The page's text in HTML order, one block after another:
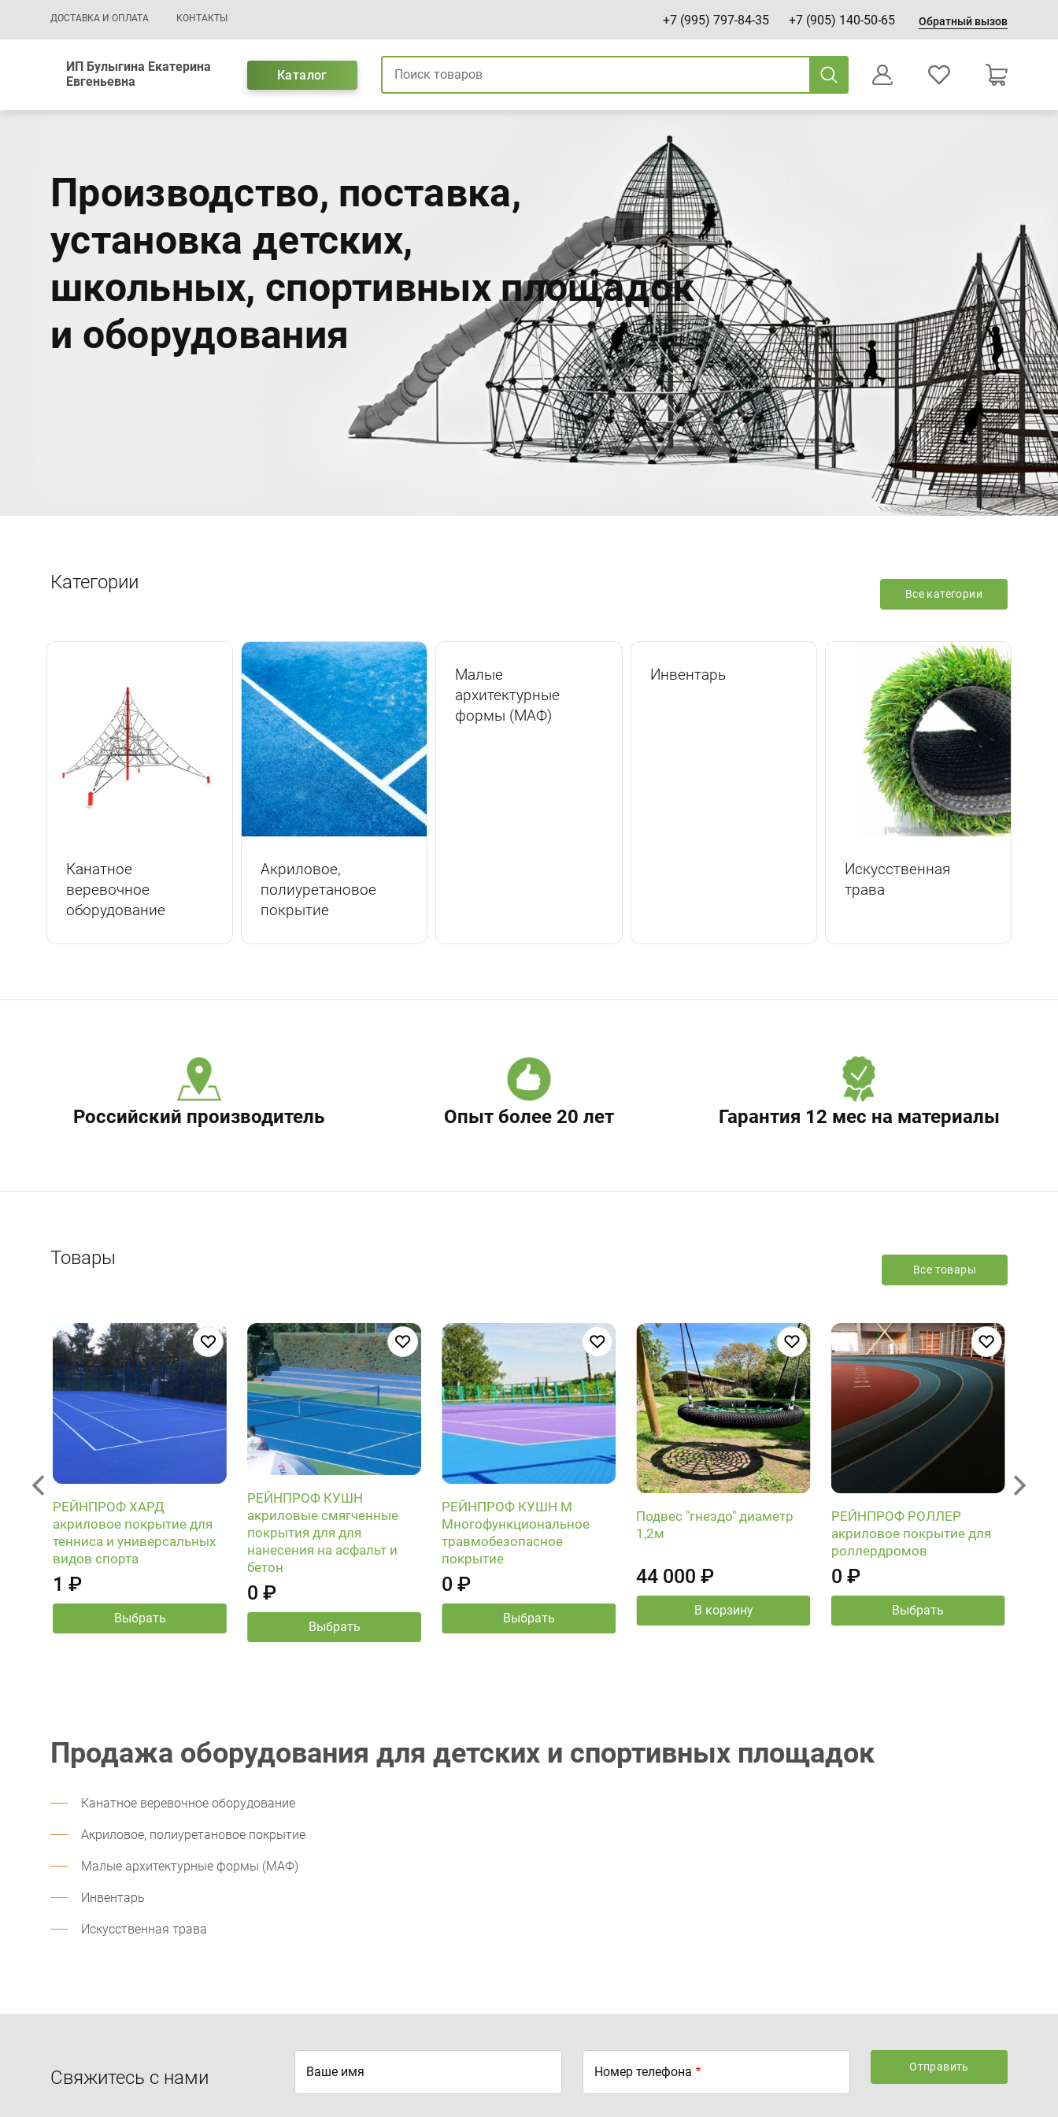
Основная навигация
ДОСТАВКА И ОПЛАТА КОНТАКТЫ +7 (995) 797-84-35 +7 (905) 140-50-65 Обратный вызов
ИП Булыгина Екатерина
Евгеньевна
Каталог
Производство, поставка,
установка детских,
школьных, спортивных площадок
и оборудования
Категории
Все категории
Канатное
веревочное
оборудование
Акриловое,
полиуретановое
покрытие
Малые
архитектурные
формы (МАФ)
Инвентарь
Искусственная
трава
Российский производитель Опыт более 20 лет Гарантия 12 мес на материалы
Товары
Все товары
РЕЙНПРОФ ХАРД
акриловое покрытие для
тенниса и универсальных
видов спорта
1 ₽
Выбрать
РЕЙНПРОФ КУШН
акриловые смягченные
покрытия для для
нанесения на асфальт и
бетон
0 ₽
Выбрать
РЕЙНПРОФ КУШН M
Многофункциональное
травмобезопасное
покрытие
0 ₽
Выбрать
Подвес "гнездо" диаметр
1,2м
44 000 ₽
В корзину
РЕЙНПРОФ РОЛЛЕР
акриловое покрытие для
роллердромов
0 ₽
Выбрать
Продажа оборудования для детских и спортивных площадок
Канатное веревочное оборудование
Акриловое, полиуретановое покрытие
Малые архитектурные формы (МАФ)
Инвентарь
Искусственная трава
Свяжитесь с нами Ваше имя Номер телефона